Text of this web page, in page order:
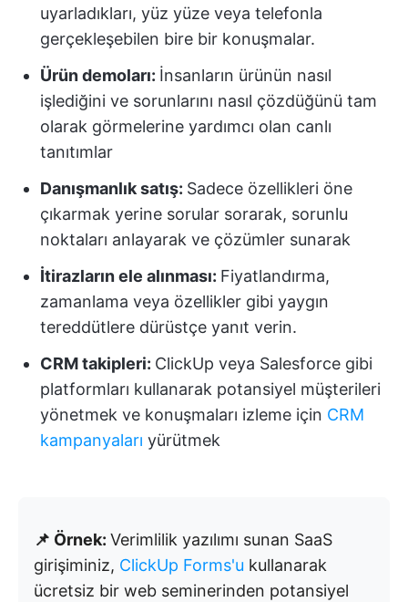
uyarladıkları, yüz yüze veya telefonla
gerçekleşebilen bire bir konuşmalar.
Ürün demoları: İnsanların ürünün nasıl
işlediğini ve sorunlarını nasıl çözdüğünü tam
olarak görmelerine yardımcı olan canlı
tanıtımlar
Danışmanlık satış: Sadece özellikleri öne
çıkarmak yerine sorular sorarak, sorunlu
noktaları anlayarak ve çözümler sunarak
İtirazların ele alınması: Fiyatlandırma,
zamanlama veya özellikler gibi yaygın
tereddütlere dürüstçe yanıt verin.
CRM takipleri: ClickUp veya Salesforce gibi
platformları kullanarak potansiyel müşterileri
yönetmek ve konuşmaları izleme için CRM
kampanyaları yürütmek
📌 Örnek: Verimlilik yazılımı sunan SaaS
girişiminiz, ClickUp Forms'u kullanarak
ücretsiz bir web seminerinden potansiyel